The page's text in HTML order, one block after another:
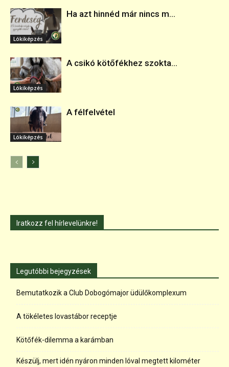
Lókiképzés
Ha azt hinnéd már nincs m...
Lókiképzés
A csikó kötőfékhez szokta...
Lókiképzés
A félfelvétel
Iratkozz fel hírlevelünkre!
Legutóbbi bejegyzések
Bemutatkozik a Club Dobogómajor üdülőkomplexum
A tökéletes lovastábor receptje
Kötőfék-dilemma a karámban
Készülj, mert idén nyáron minden lóval megtett kilométer